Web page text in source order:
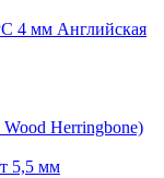
4 мм Английская
Herringbone)
5,5 мм